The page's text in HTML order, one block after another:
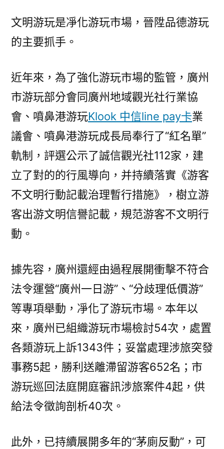
文明游玩是凈化游玩市場，晉陞品德游玩
的主要抓手。
近年來，為了強化游玩市場的監管，廣州
市游玩部分會同廣州地域觀光社行業協
會、噴鼻港游玩Klook 中信line pay卡業
議會、噴鼻港游玩成長局奉行了“紅名單”
軌制，評選公示了誠信觀光社112家，建
立了對的的行風導向，并持續落實《游客
不文明行動記載治理暫行措施》，樹立游
客出游文明信譽記載，規范游客不文明行
動。
據先容，廣州還經由過程展開衝擊不符合
法令運營“廣州一日游”、“分歧理低價游”
等專項舉動，凈化了游玩市場。本年以
來，廣州已組織游玩市場檢討54次，處置
各類游玩上訴1343件；妥當處理涉旅突發
事務5起，勝利送離滯留游客652名；市
游玩巡回法庭開庭審訊涉旅案件4起，供
給法令徵詢剖析40次。
此外，已持續展開多年的“茅廁反動”，可